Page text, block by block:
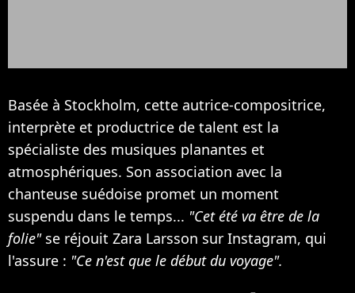
Basée à Stockholm, cette autrice-compositrice,
interprète et productrice de talent est la
spécialiste des musiques planantes et
atmosphériques. Son association avec la
chanteuse suédoise promet un moment
suspendu dans le temps... "Cet été va être de la
folie"se réjouit Zara Larsson sur Instagram, qui
l'assure : "Ce n'est que le début du voyage".